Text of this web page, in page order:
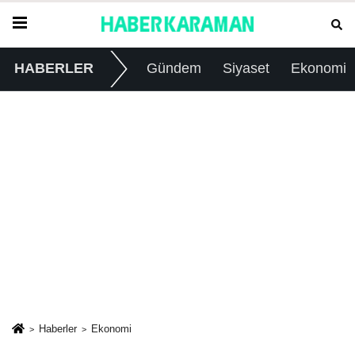
HABERLER Gündem Siyaset Ekonomi
Haberler Ekonomi